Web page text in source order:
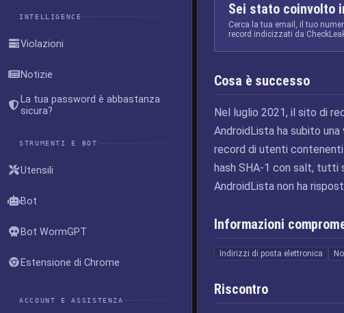
INTELLIGENCE
Violazioni
Notizie
La tua password è abbastanza
sicura?
STRUMENTI E BOT
Utensili
Bot
Bot WormGPT
Estensione di Chrome
ACCOUNT E ASSISTENZA
Sei stato coinvolto
Cerca la tua email, il tuo
record indicizzati da
Cosa è successo
Nel luglio 2021, il sito di
AndroidLista ha subito
record di utenti contenenti
hash SHA-1 con salt, tutti
AndroidLista non ha
Informazioni
Indirizzi di posta elettronica
Riscontro